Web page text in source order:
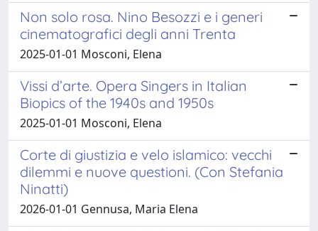
Non solo rosa. Nino Besozzi e i generi
cinematografici degli anni Trenta
2025-01-01 Mosconi, Elena
Vissi d’arte. Opera Singers in Italian
Biopics of the 1940s and 1950s
2025-01-01 Mosconi, Elena
Corte di giustizia e velo islamico: vecchi
dilemmi e nuove questioni. (Con Stefania
Ninatti)
2026-01-01 Gennusa, Maria Elena